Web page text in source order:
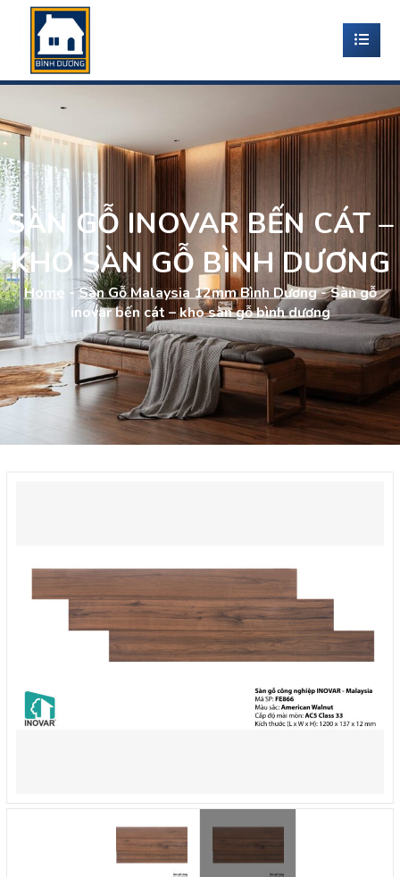
SÀN GỖ INOVAR BẾN CÁT –
KHO SÀN GỖ BÌNH DƯƠNG
Home -Sàn Gỗ Malaysia 12mm Bình Dương-Sàn gỗ
inovar bến cát – kho sàn gỗ bình dương